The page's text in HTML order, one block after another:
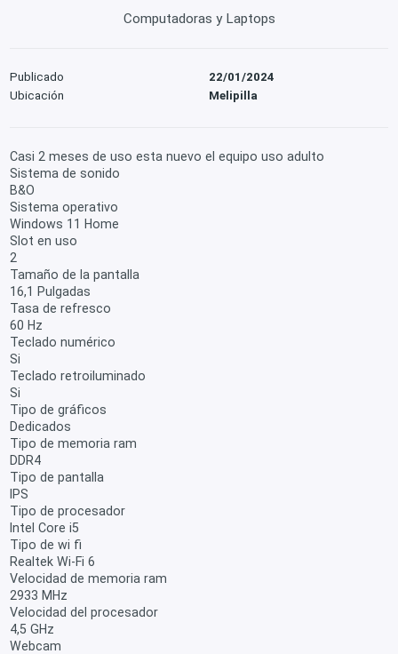
Computadoras y Laptops
Publicado
22/01/2024
Ubicación
Melipilla
Casi 2 meses de uso esta nuevo el equipo uso adulto
Sistema de sonido
B&O
Sistema operativo
Windows 11 Home
Slot en uso
2
Tamaño de la pantalla
16,1 Pulgadas
Tasa de refresco
60 Hz
Teclado numérico
Si
Teclado retroiluminado
Si
Tipo de gráficos
Dedicados
Tipo de memoria ram
DDR4
Tipo de pantalla
IPS
Tipo de procesador
Intel Core i5
Tipo de wi fi
Realtek Wi-Fi 6
Velocidad de memoria ram
2933 MHz
Velocidad del procesador
4,5 GHz
Webcam